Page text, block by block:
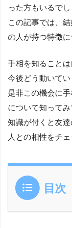
った方もいるでし
この記事では、
の人が持つ特徴に
手相を知ることは
今後どう動いてい
是非この機会に
について知ってみ
知識が付くと友
人との相性をチ
目次